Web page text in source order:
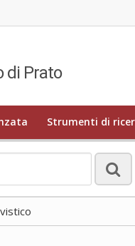
di Prato
Strumenti di